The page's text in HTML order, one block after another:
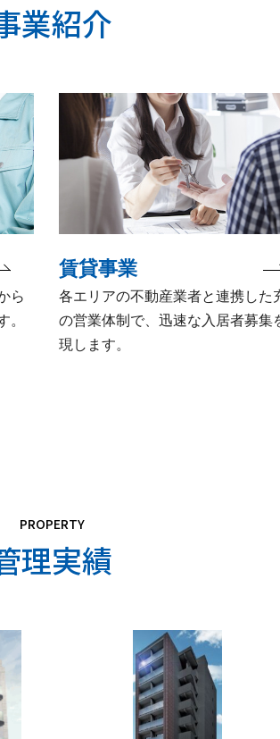
業紹介
ら
賃貸事業
各エリアの不動産業者と連携した
の営業体制で、迅速な入居者募集
現します。
PROPERTY
理実績